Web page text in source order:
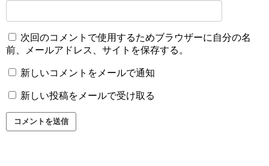
次回のコメントで使用するためブラウザーに自分の名
前、メールアドレス、サイトを保存する。
新しいコメントをメールで通知
新しい投稿をメールで受け取る